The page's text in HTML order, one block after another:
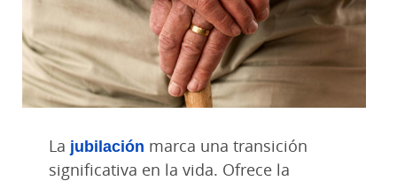
La jubilación marca una transición
significativa en la vida. Ofrece la